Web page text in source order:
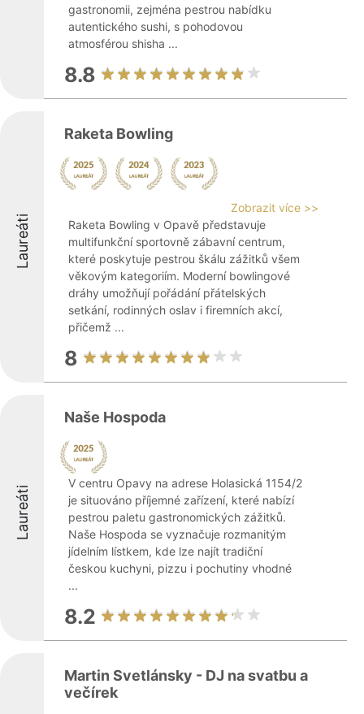
gastronomii, zejména pestrou nabídku
autentického sushi, s pohodovou
atmosférou shisha ...
8.8
Laureáti
Raketa Bowling
Zobrazit více >>
Raketa Bowling v Opavě představuje
multifunkční sportovně zábavní centrum,
které poskytuje pestrou škálu zážitků všem
věkovým kategoriím. Moderní bowlingové
dráhy umožňují pořádání přátelských
setkání, rodinných oslav i firemních akcí,
přičemž ...
8
Laureáti
Naše Hospoda
V centru Opavy na adrese Holasická 1154/2
je situováno příjemné zařízení, které nabízí
pestrou paletu gastronomických zážitků.
Naše Hospoda se vyznačuje rozmanitým
jídelním lístkem, kde lze najít tradiční
českou kuchyni, pizzu i pochutiny vhodné
...
8.2
Martin Svetlánsky - DJ na svatbu a
večírek